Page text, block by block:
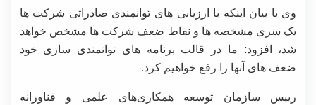
وی با بیان اینکه با ارزیابی های توانمندی صادراتی شرکت ها
یک سری مشخصه ها و نقاط ضعف شرکت ها مشخص خواهد
شد، افزود: ما در قالب برنامه های توانمندی سازی خود
ضعف های آنها را رفع خواهیم کرد.
رییس سازمان توسعه همکاری‌های علمی و فناورانه